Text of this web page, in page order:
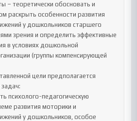
– теоретически обосновать и
раскрыть особенности развития
у дошкольников старшего
зрения и определить эффективные
в условиях дошкольной
(группы компенсирующей
цели предполагается
развития моторики и
у дошкольников, особое